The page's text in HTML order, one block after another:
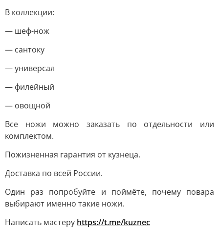
В коллекции:
— шеф-нож
— сантоку
— универсал
— филейный
— овощной
Все ножи можно заказать по отдельности или
комплектом.
Пожизненная гарантия от кузнеца.
Доставка по всей России.
Один раз попробуйте и поймёте, почему повара
выбирают именно такие ножи.
Написать мастеру https://t.me/kuznec